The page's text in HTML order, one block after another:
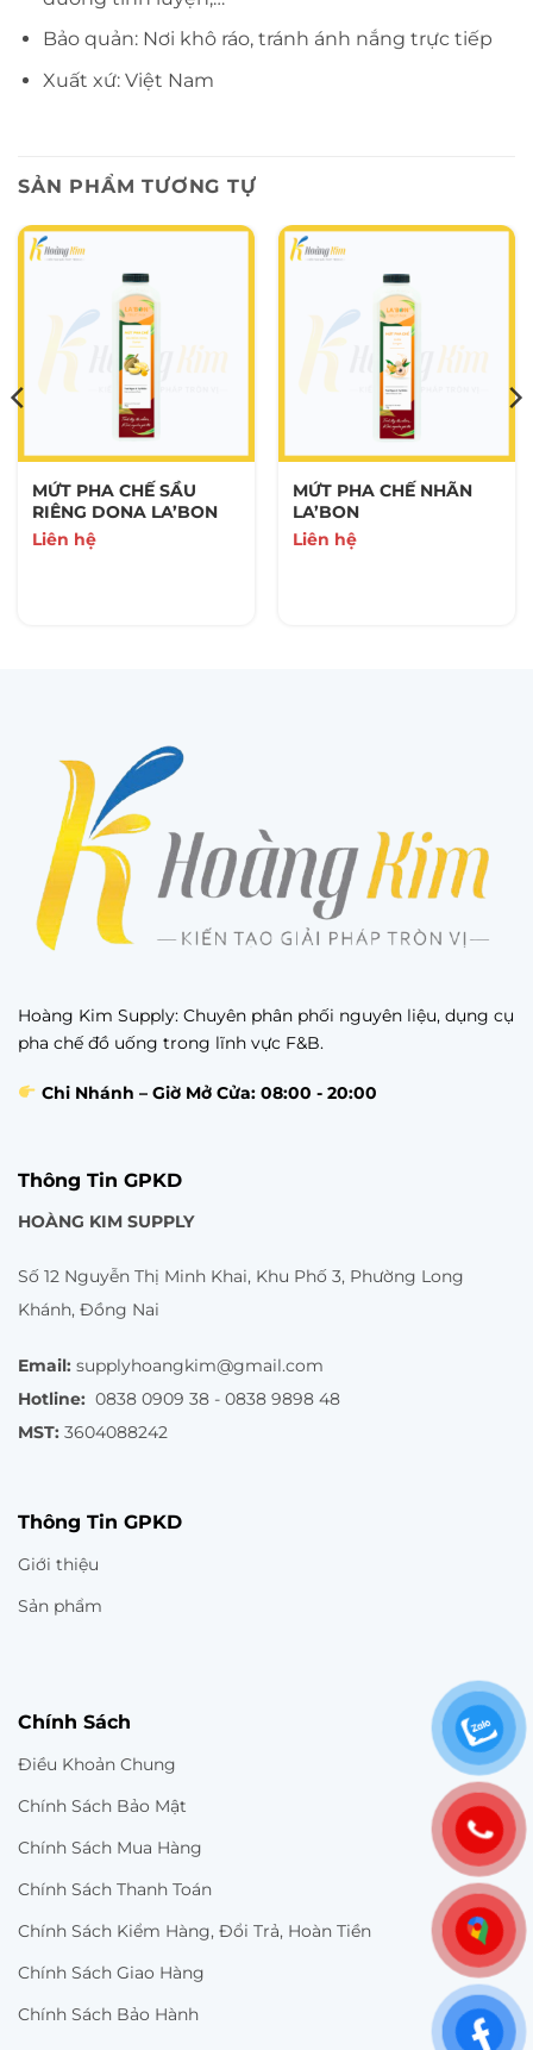
Bảo quản: Nơi khô ráo, tránh ánh nắng trực tiếp
Xuất xứ: Việt Nam
SẢN PHẨM TƯƠNG TỰ
MỨT PHA CHẾ SẦU
RIÊNG DONA LA’BON
Liên hệ
MỨT PHA CHẾ NHÃN
LA’BON
Liên hệ
Hoàng Kim Supply: Chuyên phân phối nguyên liệu, dụng cụ
pha chế đồ uống trong lĩnh vực F&B.
Chi Nhánh – Giờ Mở Cửa: 08:00 - 20:00
Thông Tin GPKD
HOÀNG KIM SUPPLY
Số 12 Nguyễn Thị Minh Khai, Khu Phố 3, Phường Long
Khánh, Đồng Nai
Email: supplyhoangkim@gmail.com
Hotline: 0838 0909 38 - 0838 9898 48
MST: 3604088242
Thông Tin GPKD
Giới thiệu
Sản phẩm
Chính Sách
Điều Khoản Chung
Chính Sách Bảo Mật
Chính Sách Mua Hàng
Chính Sách Thanh Toán
Chính Sách Kiểm Hàng, Đổi Trả, Hoàn Tiền
Chính Sách Giao Hàng
Chính Sách Bảo Hành